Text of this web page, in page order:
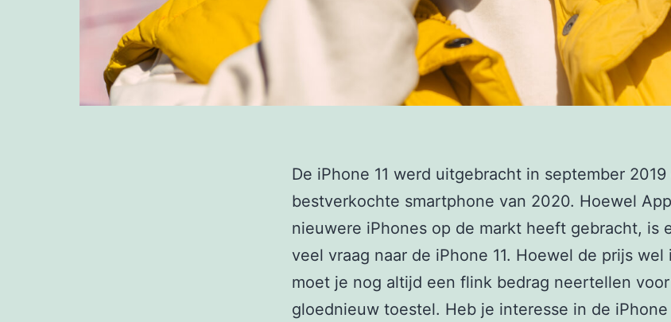
De iPhone 11 werd uitgebracht in september
bestverkochte smartphone van 2020. Hoewel
nieuwere iPhones op de markt heeft gebracht, is
veel vraag naar de iPhone 11. Hoewel de prijs wel
moet je nog altijd een flink bedrag neertellen
gloednieuw toestel. Heb je interesse in de iPhone